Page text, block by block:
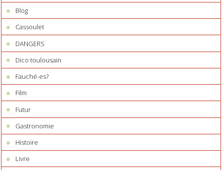
Blog
Cassoulet
DANGERS
Dico toulousain
Fauché-es?
Film
Futur
Gastronomie
Histoire
Livre